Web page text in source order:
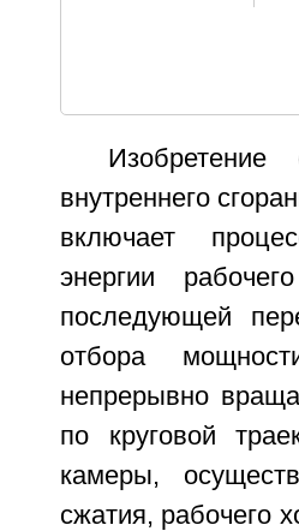
внутреннего
включает
энергии
последующей
отбора
непрерывно
по круговой
камеры,
сжатия, рабочего